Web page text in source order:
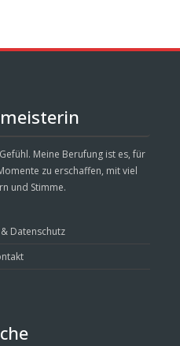
Meine Berufung ist es, für
zu erschaffen, mit viel
und Stimme.
Datenschutz